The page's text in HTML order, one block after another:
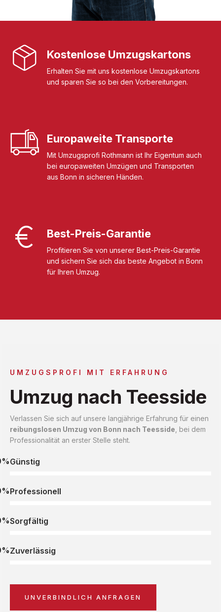
Kostenlose Umzugskartons
Erhalten Sie mit uns kostenlose Umzugskartons
und sparen Sie so bei den Vorbereitungen.
Europaweite Transporte
Mit Umzugsprofi Rothmann ist Ihr Eigentum auch
bei europaweiten Umzügen und Transporten
aus Bonn in sicheren Händen.
Best-Preis-Garantie
Profitieren Sie von unserer Best-Preis-Garantie
und sichern Sie sich das beste Angebot in Bonn
für Ihren Umzug.
UMZUGSPROFI MIT ERFAHRUNG
Umzug nach Teesside
Verlassen Sie sich auf unsere langjährige Erfahrung für einen
reibungslosen Umzug von Bonn nach Teesside , bei dem
Professionalität an erster Stelle steht.
Günstig
Professionell
Sorgfältig
Zuverlässig
UNVERBINDLICH ANFRAGEN